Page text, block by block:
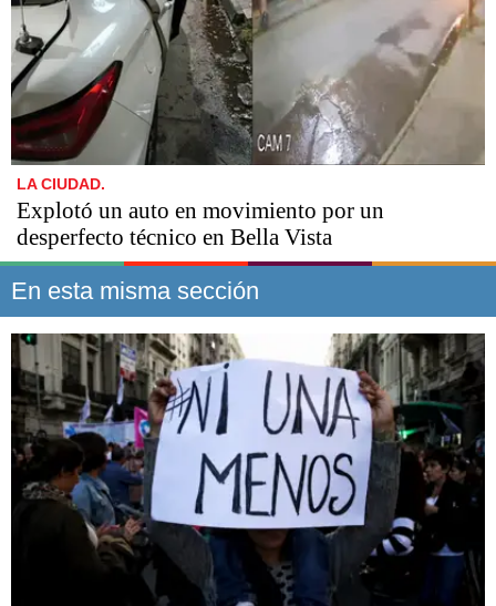
LA CIUDAD.
Explotó un auto en movimiento por un
desperfecto técnico en Bella Vista
En esta misma sección